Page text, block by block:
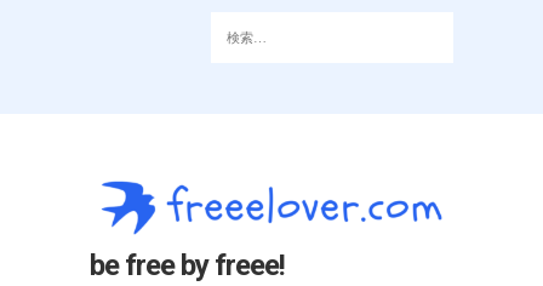
be free by freee!